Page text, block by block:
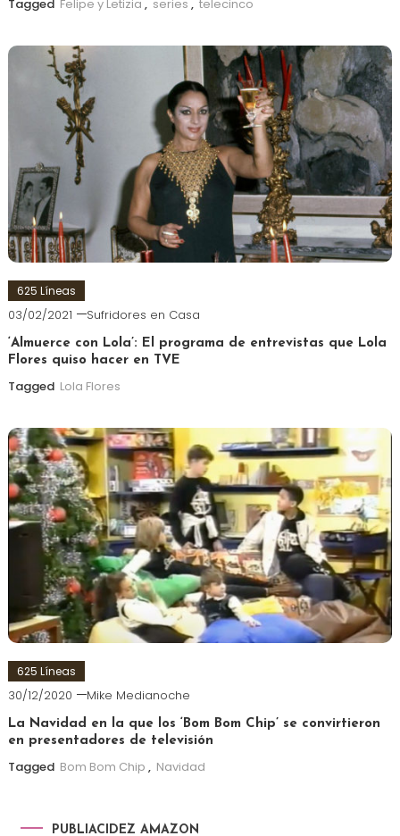
Tagged Felipe y Letizia , series , telecinco
625 Líneas
03/02/2021 Sufridores en Casa
‘Almuerce con Lola’: El programa de entrevistas que Lola
Flores quiso hacer en TVE
Tagged Lola Flores
625 Líneas
30/12/2020 Mike Medianoche
La Navidad en la que los ‘Bom Bom Chip’ se convirtieron
en presentadores de televisión
Tagged Bom Bom Chip , Navidad
PUBLIACIDEZ AMAZON